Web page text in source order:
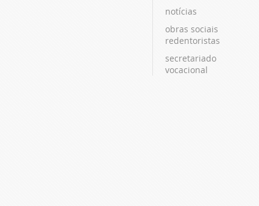
notícias
obras sociais
redentoristas
secretariado
vocacional